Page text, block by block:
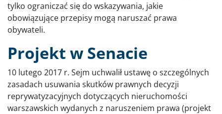
tylko ograniczać się do wskazywania, jakie
obowiązujące przepisy mogą naruszać prawa
obywateli.
Projekt w Senacie
10 lutego 2017 r. Sejm uchwalił ustawę o szczególnych
zasadach usuwania skutków prawnych decyzji
reprywatyzacyjnych dotyczących nieruchomości
warszawskich wydanych z naruszeniem prawa (projekt